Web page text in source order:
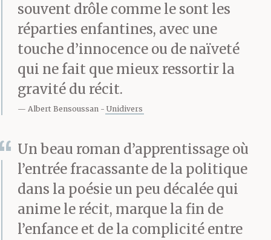
Plus tard, lorsque D a
raconté à son père que
l’homme était allé sur
la Lune, ce dernier lui a
vaste plaisanterie, que
Dieu avait créé
l’homme avec les pieds
sur terre et sans ailes, et
souvent drôle comme le sont les
réparties enfantines, avec une
touche d’innocence ou de naïveté
qui ne fait que mieux ressortir la
gravité du récit.
Albert Bensoussan Unidivers
Un beau roman d’apprentissage où
l’entrée fracassante de la politique
dans la poésie un peu décalée qui
anime le récit, marque la fin de
l’enfance et de la complicité entre